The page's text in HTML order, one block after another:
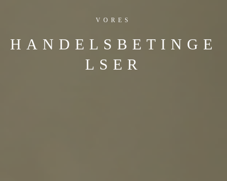
VORES
HANDELSBETINGE
LSER